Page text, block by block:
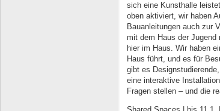
sich eine Kunsthalle
oben aktiviert, wir haben
Bauanleitungen auch zur
mit dem Haus der Jugend
hier im Haus. Wir haben
Haus führt, und es für
gibt es
eine interaktive
Fragen stellen – und die